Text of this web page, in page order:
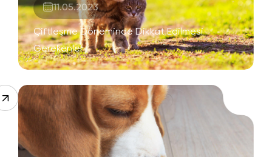
11.05.2023
Çiftleşme Döneminde Dikkat Edilmesi
Gerekenler